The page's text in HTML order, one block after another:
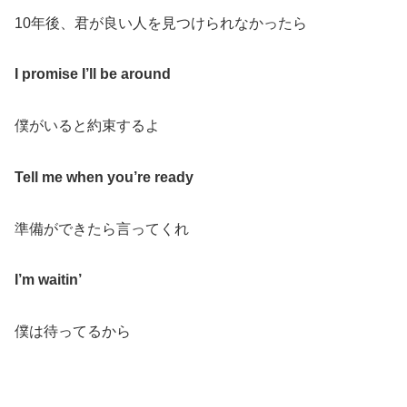
10年後、君が良い人を見つけられなかったら
I promise I’ll be around
僕がいると約束するよ
Tell me when you’re ready
準備ができたら言ってくれ
I’m waitin’
僕は待ってるから